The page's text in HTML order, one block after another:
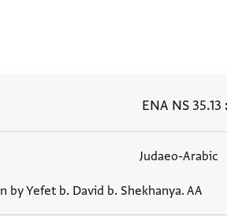
ENA NS 35.13
Judaeo-Arabic
Yefet b. David b. Shekhanya. AA